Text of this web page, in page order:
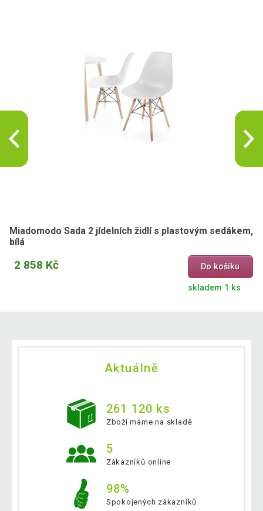
Miadomodo Sada 2 jídelních židlí s plastovým sedákem,
bílá
2 858 Kč Do košíku
skladem 1 ks
Aktuálně
261 120 ks
Zboží máme na skladě
5
Zákazníků online
98%
Spokojených zákazníků